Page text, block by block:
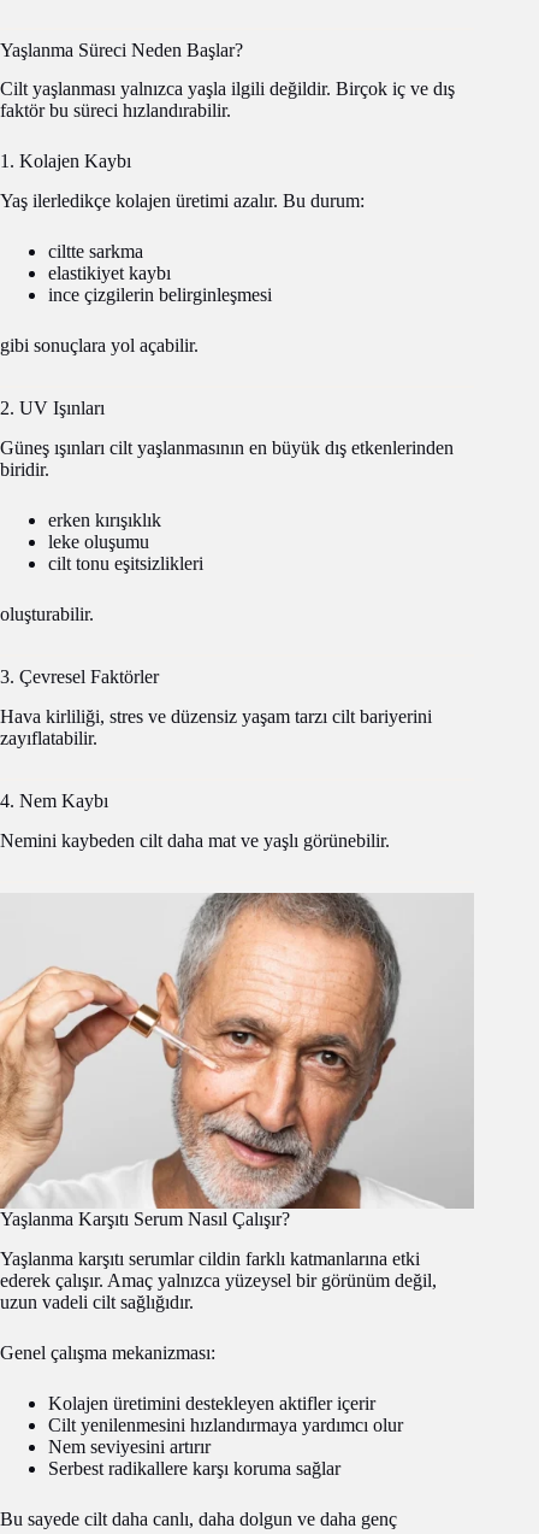
Yaşlanma Süreci Neden Başlar?
Cilt yaşlanması yalnızca yaşla ilgili değildir. Birçok iç ve dış
faktör bu süreci hızlandırabilir.
1. Kolajen Kaybı
Yaş ilerledikçe kolajen üretimi azalır. Bu durum:
ciltte sarkma
elastikiyet kaybı
ince çizgilerin belirginleşmesi
gibi sonuçlara yol açabilir.
2. UV Işınları
Güneş ışınları cilt yaşlanmasının en büyük dış etkenlerinden
biridir.
erken kırışıklık
leke oluşumu
cilt tonu eşitsizlikleri
oluşturabilir.
3. Çevresel Faktörler
Hava kirliliği, stres ve düzensiz yaşam tarzı cilt bariyerini
zayıflatabilir.
4. Nem Kaybı
Nemini kaybeden cilt daha mat ve yaşlı görünebilir.
Yaşlanma Karşıtı Serum Nasıl Çalışır?
Yaşlanma karşıtı serumlar cildin farklı katmanlarına etki
ederek çalışır. Amaç yalnızca yüzeysel bir görünüm değil,
uzun vadeli cilt sağlığıdır.
Genel çalışma mekanizması:
Kolajen üretimini destekleyen aktifler içerir
Cilt yenilenmesini hızlandırmaya yardımcı olur
Nem seviyesini artırır
Serbest radikallere karşı koruma sağlar
Bu sayede cilt daha canlı, daha dolgun ve daha genç